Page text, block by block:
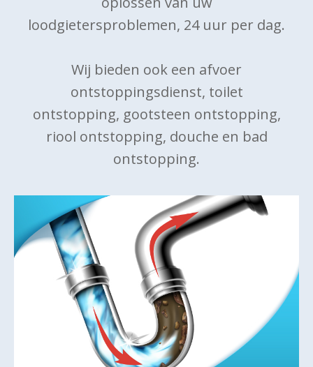
loodgietersproblemen, 24 uur per dag.
Wij bieden ook een afvoer
ontstoppingsdienst, toilet
ontstopping, gootsteen ontstopping,
riool ontstopping, douche en bad
ontstopping.